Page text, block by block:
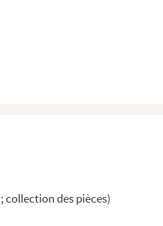
collection des pièces)